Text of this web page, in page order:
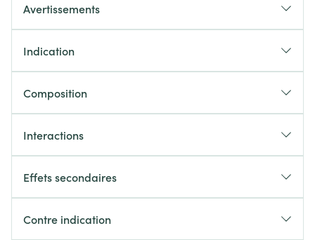
Avertissements
Indication
Composition
Interactions
Effets secondaires
Contre indication